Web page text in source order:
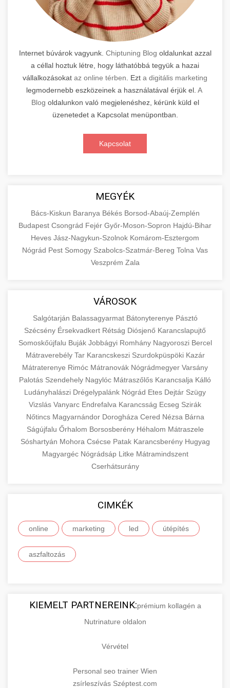
Internet búvárok vagyunk. Chiptuning Blog oldalunkat azzal
a céllal hoztuk létre, hogy láthatóbbá tegyük a hazai
vállalkozásokat az online térben . Ezt a digitális marketing
legmodernebb eszközeinek a használatával érjük el. A
Blog oldalunkon való megjelenéshez, kérünk küld el
üzenetedet a Kapcsolat menüpontban.
Kapcsolat
MEGYÉK
Bács-Kiskun Baranya Békés Borsod-Abaúj-Zemplén
Budapest Csongrád Fejér Győr-Moson-Sopron Hajdú-Bihar
Heves Jász-Nagykun-Szolnok Komárom-Esztergom
Nógrád Pest Somogy Szabolcs-Szatmár-Bereg Tolna Vas
Veszprém Zala
VÁROSOK
Salgótarján Balassagyarmat Bátonyterenye Pásztó
Szécsény Érsekvadkert Rétság Diósjenő Karancslapujtő
Somoskőújfalu Buják Jobbágyi Romhány Nagyoroszi Bercel
Mátraverebély Tar Karancskeszi Szurdokpüspöki Kazár
Mátraterenye Rimóc Mátranovák Nógrádmegyer Varsány
Palotás Szendehely Nagylóc Mátraszőlős Karancsalja Kálló
Ludányhalászi Drégelypalánk Nógrád Etes Dejtár Szügy
Vizslás Vanyarc Endrefalva Karancsság Ecseg Szirák
Nőtincs Magyarnándor Dorogháza Cered Nézsa Bárna
Ságújfalu Őrhalom Borsosberény Héhalom Mátraszele
Sóshartyán Mohora Csécse Patak Karancsberény Hugyag
Magyargéc Nógrádsáp Litke Mátramindszent
Cserhátsurány
CIMKÉK
online marketing led útépítés
aszfaltozás
KIEMELT PARTNEREINK:prémium kollagén a
Nutrinature oldalon
Vérvétel
Personal seo trainer Wien
zsírleszívás Széptest.com